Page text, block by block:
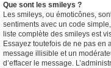
Que sont les smileys ?
Les smileys, ou émoticônes,
sentiments avec un code
liste complète des smileys est
Essayez toutefois de ne pas en
message illisible et un
d’effacer le message.